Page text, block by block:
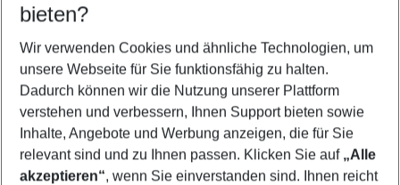
2 Erwachsene Keine Kinder
Mehr Filter anzeigen
bieten?
Wir verwenden Cookies und ähnliche Technologien, um
unsere Webseite für Sie funktionsfähig zu halten.
Dadurch können wir die Nutzung unserer Plattform
verstehen und verbessern, Ihnen Support bieten sowie
Inhalte, Angebote und Werbung anzeigen, die für Sie
relevant sind und zu Ihnen passen. Klicken Sie auf „Alle
akzeptieren“, wenn Sie einverstanden sind. Ihnen reicht